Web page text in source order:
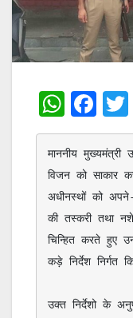
W
h
at
s
A
p
p
F
a
c
e
b
o
o
माननीय
विजन को साकार
अधीनस्थों को
की तस्करी तथा
चिन्हित करते हुए
कड़े निर्देश निर्गत
उक्त निर्देशो के